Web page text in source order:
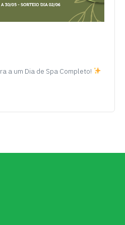
a um Dia de Spa Completo!